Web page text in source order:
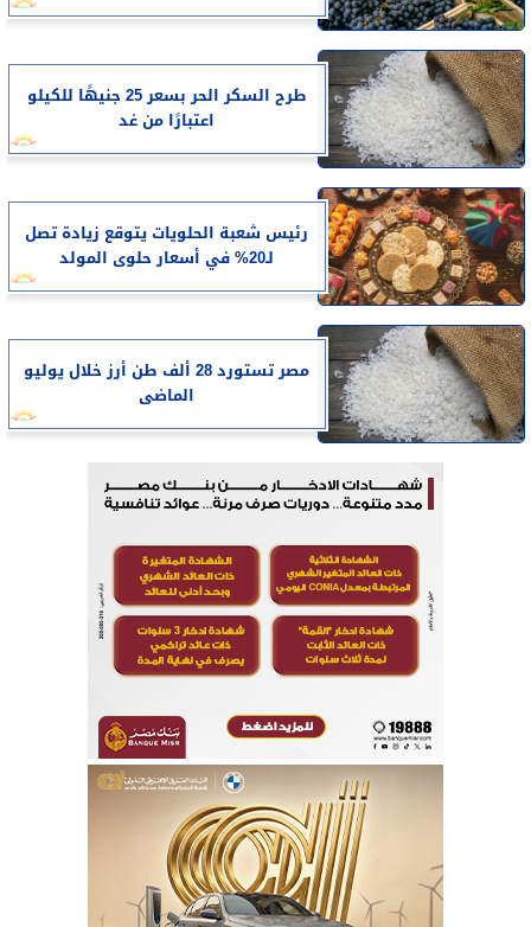
طرح السكر الحر بسعر 25 جنيهًا للكيلو
اعتبارًا من غد
رئيس شعبة الحلويات يتوقع زيادة تصل
لـ20% في أسعار حلوى المولد
مصر تستورد 28 ألف طن أرز خلال يوليو
الماضى